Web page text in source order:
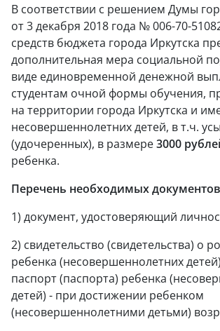
В соответствии с решением Думы
от 3 декабря 2018 года № 006-70-
средств бюджета города Иркутска
дополнительная мера социальной
виде единовременной денежной
студентам очной формы обучения,
на территории города Иркутска и
несовершеннолетних детей, в т.ч.
(удочеренных), в размере3000
ребенка.
Перечень необходимых
1) документ, удостоверяющий
2) свидетельство (свидетельства) о
ребенка (несовершеннолетних
паспорт (паспорта) ребенка
детей) - при достижении ребенком
(несовершеннолетними детьми)